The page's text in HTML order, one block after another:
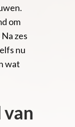
om
zes
nu
wat
van